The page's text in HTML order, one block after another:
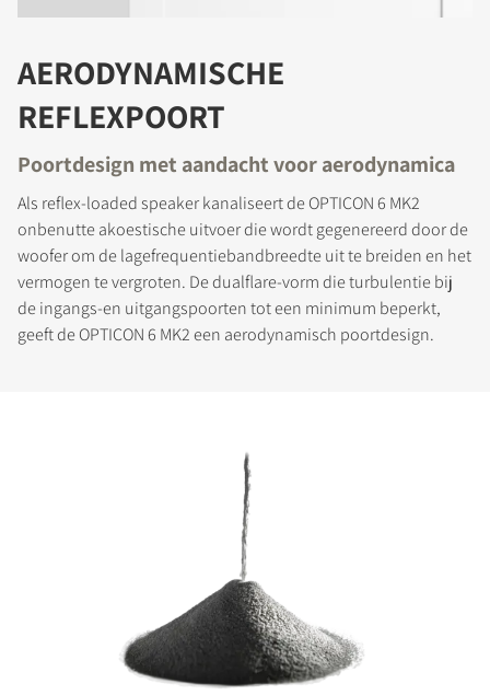
AERODYNAMISCHE
REFLEXPOORT
Poortdesign met aandacht voor aerodynamica
Als reflex-loaded speaker kanaliseert de OPTICON 6 MK2
onbenutte akoestische uitvoer die wordt gegenereerd door de
woofer om de lagefrequentiebandbreedte uit te breiden en het
vermogen te vergroten. De dualflare-vorm die turbulentie bij
de ingangs-en uitgangspoorten tot een minimum beperkt,
geeft de OPTICON 6 MK2 een aerodynamisch poortdesign.